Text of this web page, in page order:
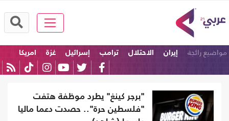
مواضيع رائجة إيران الاحتلال ترامب إسرائيل غزة امريكا
"برجر كينغ" يطرد موظفة هتفت
"فلسطين حرة".. حصدت دعما ماليا